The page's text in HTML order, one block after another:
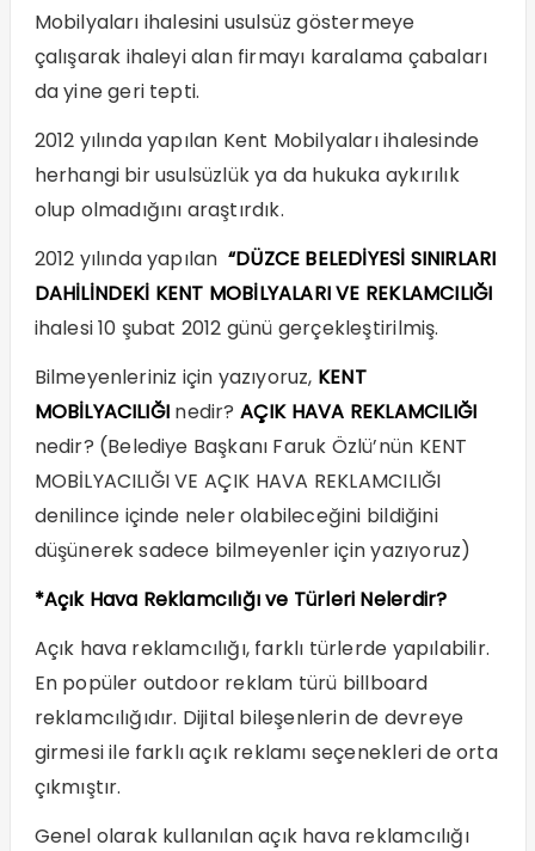
Mobilyaları ihalesini usulsüz göstermeye
çalışarak ihaleyi alan firmayı karalama çabaları
da yine geri tepti.
2012 yılında yapılan Kent Mobilyaları ihalesinde
herhangi bir usulsüzlük ya da hukuka aykırılık
olup olmadığını araştırdık.
2012 yılında yapılan “DÜZCE BELEDİYESİ SINIRLARI
DAHİLİNDEKİ KENT MOBİLYALARI VE REKLAMCILIĞI
ihalesi 10 şubat 2012 günü gerçekleştirilmiş.
Bilmeyenleriniz için yazıyoruz, KENT
MOBİLYACILIĞI nedir? AÇIK HAVA REKLAMCILIĞI
nedir? (Belediye Başkanı Faruk Özlü’nün KENT
MOBİLYACILIĞI VE AÇIK HAVA REKLAMCILIĞI
denilince içinde neler olabileceğini bildiğini
düşünerek sadece bilmeyenler için yazıyoruz)
*Açık Hava Reklamcılığı ve Türleri Nelerdir?
Açık hava reklamcılığı, farklı türlerde yapılabilir.
En popüler outdoor reklam türü billboard
reklamcılığıdır. Dijital bileşenlerin de devreye
girmesi ile farklı açık reklamı seçenekleri de orta
çıkmıştır.
Genel olarak kullanılan açık hava reklamcılığı